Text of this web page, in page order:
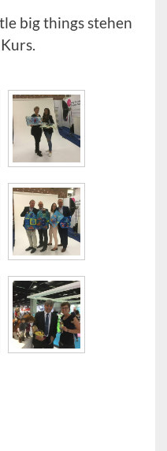
big things stehen